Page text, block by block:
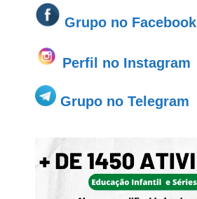
Grupo no Facebook
Perfil no Instagram
Grupo no Telegram